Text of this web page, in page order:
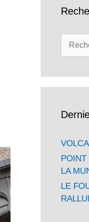
POINT
LA
LE